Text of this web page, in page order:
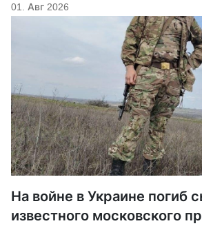
01. Авг 2026
На войне в Украине погиб
известного московского